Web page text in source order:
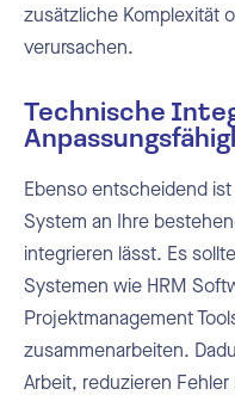
zusätzliche Komplexität
verursachen.
Technische
Ebenso entscheidend
System an Ihre
integrieren lässt. Es
Systemen wie HRM
Projektmanagement
zusammenarbeiten.
Arbeit, reduzieren